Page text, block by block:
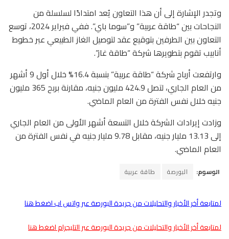
وتجدر الإشارة إلى أن هذا التعاون يُعد امتدادًا لسلسلة من
النجاحات بين “طاقة عربية” و”سوما باي”. ففي فبراير 2024، توسع
التعاون بين الطرفين بتوقيع عقد لتوصيل الغاز الطبيعي عبر خطوط
أنابيب تقوم بتطويرها شركة “طاقة غاز”.
وارتفعت أرباح شركة “طاقة عربية” بنسبة 16.4% خلال أول 9 أشهر
من العام الجاري، لتصل 424.9 مليون جنيه، مقارنة بربح 365 مليون
جنيه خلال نفس الفترة من العام الماضي.
وزادت إيرادات الشركة خلال التسعة أشهر الأولى من العام الجاري
إلى 13.13 مليار جنيه، مقابل 9.78 مليار جنيه في نفس الفترة من
العام الماضي.
الوسوم: البورصة طاقة عربية
لمتابعة أخر الأخبار والتحليلات من جريدة البورصة عبر واتس اب اضغط هنا
لمتابعة أخر الأخبار والتحليلات من جريدة البورصة عبر التليجرام اضغط هنا